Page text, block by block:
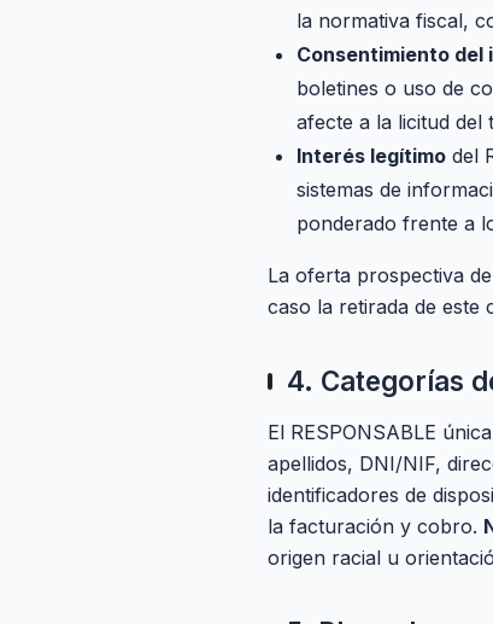
la normativa fiscal,
Consentimiento del
boletines o uso de
afecte a la licitud del
Interés legítimo del
sistemas de
ponderado frente a
La oferta prospectiva
caso la retirada de este
4. Categorías
El RESPONSABLE
apellidos, DNI/NIF,
identificadores de
la facturación y cobro.
origen racial u